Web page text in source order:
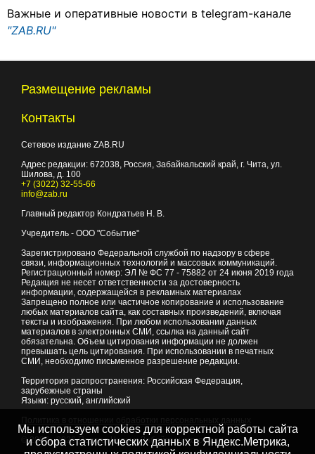
Важные и оперативные новости в telegram-канале
"ZAB.RU"
Размещение рекламы
Контакты
Сетевое издание ZAB.RU
Адрес редакции: 672038, Россия, Забайкальский край, г. Чита, ул.
Шилова, д. 100
+7 (3022) 32-55-66
info@zab.ru
Главный редактор Кондратьев Н. В.
Учредитель - ООО "Событие"
Зарегистрировано Федеральной службой по надзору в сфере
связи, информационных технологий и массовых коммуникаций.
Регистрационный номер: ЭЛ № ФС 77 - 75882 от 24 июня 2019 года
Редакция не несет ответственности за достоверность
информации, содержащейся в рекламных материалах
Запрещено полное или частичное копирование и использование
любых материалов сайта, как составных произведений, включая
тексты и изображения. При любом использовании данных
материалов в электронных СМИ, ссылка на данный сайт
обязательна. Объем цитирования информации не должен
превышать цель цитирования. При использовании в печатных
СМИ, необходимо письменное разрешение редакции.
Территория распространения: Российская Федерация,
зарубежные страны
Языки: русский, английский
© 2007 - 2026Портал Читы и Забайкальского края
Мы используем cookies для корректной работы сайта
и сбора статистических данных в Яндекс.Метрика,